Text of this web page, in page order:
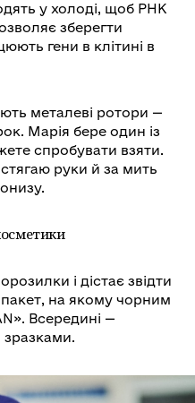
у холоді, щоб РНК
зберегти
гени в клітині в
металеві ротори —
Марія бере один із
спробувати взяти.
руки й за мить
і дістає звідти
на якому чорним
Всередині —
зразками.